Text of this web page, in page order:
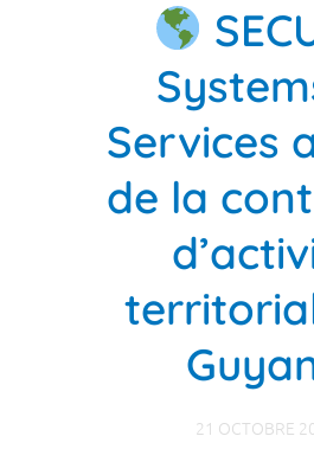
Services
de la
21 OCTOBRE